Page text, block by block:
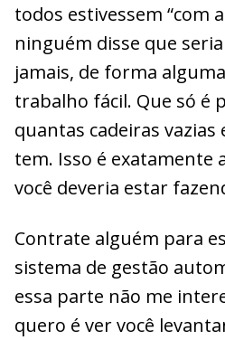
todos estivessem “com
ninguém disse que
jamais, de forma
trabalho fácil. Que só é
quantas cadeiras vazias
tem. Isso é exatamente
você deveria estar
Contrate alguém para
sistema de gestão
essa parte não me
quero é ver você